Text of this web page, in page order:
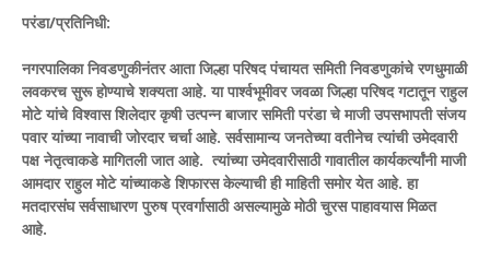
परंडा/प्रतिनिधी:
नगरपालिका निवडणुकीनंतर आता जिल्हा परिषद पंचायत समिती निवडणुकांचे रणधुमाळी
लवकरच सुरू होण्याचे शक्यता आहे. या पार्श्वभूमीवर जवळा जिल्हा परिषद गटातून राहुल
मोटे यांचे विश्वास शिलेदार कृषी उत्पन्न बाजार समिती परंडा चे माजी उपसभापती संजय
पवार यांच्या नावाची जोरदार चर्चा आहे. सर्वसामान्य जनतेच्या वतीनेच त्यांची उमेदवारी
पक्ष नेतृत्वाकडे मागितली जात आहे. त्यांच्या उमेदवारीसाठी गावातील कार्यकर्त्यांनी माजी
आमदार राहुल मोटे यांच्याकडे शिफारस केल्याची ही माहिती समोर येत आहे. हा
मतदारसंघ सर्वसाधारण पुरुष प्रवर्गासाठी असल्यामुळे मोठी चुरस पाहावयास मिळत
आहे.